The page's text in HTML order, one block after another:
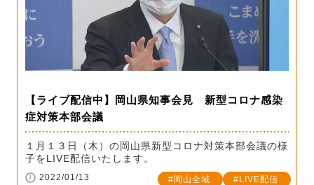
【ライブ配信中】岡山県知事会見 新型コロナ感染
症対策本部会議
１月１３日（木）の岡山県新型コロナ対策本部会議の様
子をLIVE配信いたします。
2022/01/13 岡山全域 LIVE配信